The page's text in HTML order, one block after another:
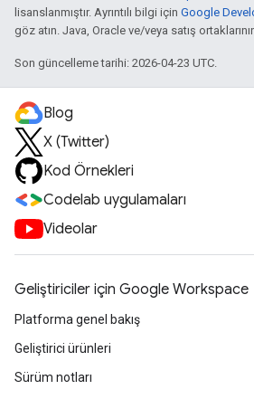
lisanslanmıştır. Ayrıntılı bilgi için Google
göz atın. Java, Oracle ve/veya satış
Son güncelleme tarihi: 2026-04-23 UTC.
Blog
X (Twitter)
Kod Örnekleri
Codelab uygulamaları
Videolar
Geliştiriciler için Google Workspace
Platforma genel bakış
Geliştirici ürünleri
Sürüm notları